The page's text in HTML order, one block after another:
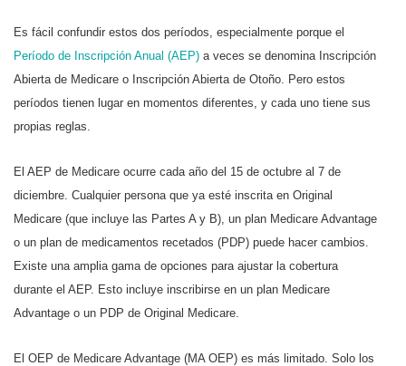
Es fácil confundir estos dos períodos, especialmente porque el
Período de Inscripción Anual (AEP) a veces se denomina Inscripción
Abierta de Medicare o Inscripción Abierta de Otoño. Pero estos
períodos tienen lugar en momentos diferentes, y cada uno tiene sus
propias reglas.
El AEP de Medicare ocurre cada año del 15 de octubre al 7 de
diciembre. Cualquier persona que ya esté inscrita en Original
Medicare (que incluye las Partes A y B), un plan Medicare Advantage
o un plan de medicamentos recetados (PDP) puede hacer cambios.
Existe una amplia gama de opciones para ajustar la cobertura
durante el AEP. Esto incluye inscribirse en un plan Medicare
Advantage o un PDP de Original Medicare.
El OEP de Medicare Advantage (MA OEP) es más limitado. Solo los